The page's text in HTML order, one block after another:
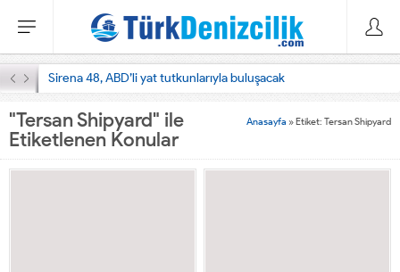
Sirena 48, ABD’li yat tutkunlarıyla buluşacak
Anasayfa »Etiket: Tersan Shipyard
"Tersan Shipyard" ile
Etiketlenen Konular